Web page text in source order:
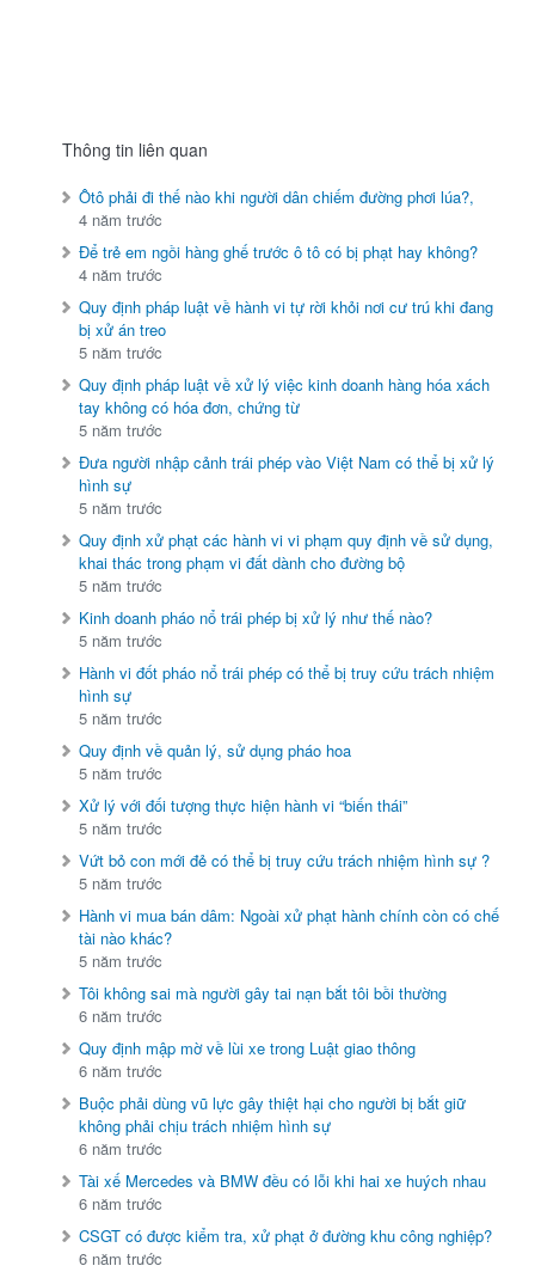
Thông tin liên quan
Ôtô phải đi thế nào khi người dân chiếm đường phơi lúa?,
4 năm trước
Để trẻ em ngồi hàng ghế trước ô tô có bị phạt hay không?
4 năm trước
Quy định pháp luật về hành vi tự rời khỏi nơi cư trú khi đang
bị xử án treo
5 năm trước
Quy định pháp luật về xử lý việc kinh doanh hàng hóa xách
tay không có hóa đơn, chứng từ
5 năm trước
Đưa người nhập cảnh trái phép vào Việt Nam có thể bị xử lý
hình sự
5 năm trước
Quy định xử phạt các hành vi vi phạm quy định về sử dụng,
khai thác trong phạm vi đất dành cho đường bộ
5 năm trước
Kinh doanh pháo nổ trái phép bị xử lý như thế nào?
5 năm trước
Hành vi đốt pháo nổ trái phép có thể bị truy cứu trách nhiệm
hình sự
5 năm trước
Quy định về quản lý, sử dụng pháo hoa
5 năm trước
Xử lý với đối tượng thực hiện hành vi “biến thái”
5 năm trước
Vứt bỏ con mới đẻ có thể bị truy cứu trách nhiệm hình sự ?
5 năm trước
Hành vi mua bán dâm: Ngoài xử phạt hành chính còn có chế
tài nào khác?
5 năm trước
Tôi không sai mà người gây tai nạn bắt tôi bồi thường
6 năm trước
Quy định mập mờ về lùi xe trong Luật giao thông
6 năm trước
Buộc phải dùng vũ lực gây thiệt hại cho người bị bắt giữ
không phải chịu trách nhiệm hình sự
6 năm trước
Tài xế Mercedes và BMW đều có lỗi khi hai xe huých nhau
6 năm trước
CSGT có được kiểm tra, xử phạt ở đường khu công nghiệp?
6 năm trước